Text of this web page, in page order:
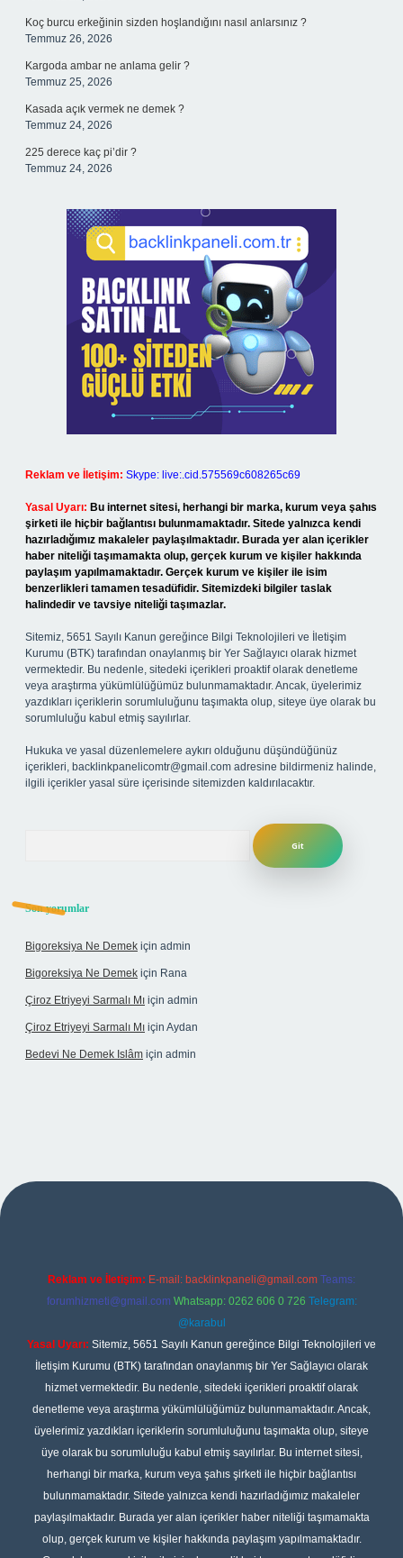
Koç burcu erkeğinin sizden hoşlandığını nasıl anlarsınız ?
Temmuz 26, 2026
Kargoda ambar ne anlama gelir ?
Temmuz 25, 2026
Kasada açık vermek ne demek ?
Temmuz 24, 2026
225 derece kaç pi’dir ?
Temmuz 24, 2026
Reklam ve İletişim: Skype: live:.cid.575569c608265c69
Yasal Uyarı: Bu internet sitesi, herhangi bir marka, kurum veya şahıs
şirketi ile hiçbir bağlantısı bulunmamaktadır. Sitede yalnızca kendi
hazırladığımız makaleler paylaşılmaktadır. Burada yer alan içerikler
haber niteliği taşımamakta olup, gerçek kurum ve kişiler hakkında
paylaşım yapılmamaktadır. Gerçek kurum ve kişiler ile isim
benzerlikleri tamamen tesadüfidir. Sitemizdeki bilgiler taslak
halindedir ve tavsiye niteliği taşımazlar.
Sitemiz, 5651 Sayılı Kanun gereğince Bilgi Teknolojileri ve İletişim
Kurumu (BTK) tarafından onaylanmış bir Yer Sağlayıcı olarak hizmet
vermektedir. Bu nedenle, sitedeki içerikleri proaktif olarak denetleme
veya araştırma yükümlülüğümüz bulunmamaktadır. Ancak, üyelerimiz
yazdıkları içeriklerin sorumluluğunu taşımakta olup, siteye üye olarak bu
sorumluluğu kabul etmiş sayılırlar.
Hukuka ve yasal düzenlemelere aykırı olduğunu düşündüğünüz
içerikleri, backlinkpanelicomtr@gmail.com adresine bildirmeniz halinde,
ilgili içerikler yasal süre içerisinde sitemizden kaldırılacaktır.
Son yorumlar
Bigoreksiya Ne Demek için admin
Bigoreksiya Ne Demek için Rana
Çiroz Etriyeyi Sarmalı Mı için admin
Çiroz Etriyeyi Sarmalı Mı için Aydan
Bedevi Ne Demek Islâm için admin
Reklam ve İletişim: E-mail: backlinkpaneli@gmail.com Teams:
forumhizmeti@gmail.com Whatsapp: 0262 606 0 726 Telegram:
@karabul
Yasal Uyarı: Sitemiz, 5651 Sayılı Kanun gereğince Bilgi Teknolojileri ve
İletişim Kurumu (BTK) tarafından onaylanmış bir Yer Sağlayıcı olarak
hizmet vermektedir. Bu nedenle, sitedeki içerikleri proaktif olarak
denetleme veya araştırma yükümlülüğümüz bulunmamaktadır. Ancak,
üyelerimiz yazdıkları içeriklerin sorumluluğunu taşımakta olup, siteye
üye olarak bu sorumluluğu kabul etmiş sayılırlar. Bu internet sitesi,
herhangi bir marka, kurum veya şahıs şirketi ile hiçbir bağlantısı
bulunmamaktadır. Sitede yalnızca kendi hazırladığımız makaleler
paylaşılmaktadır. Burada yer alan içerikler haber niteliği taşımamakta
olup, gerçek kurum ve kişiler hakkında paylaşım yapılmamaktadır.